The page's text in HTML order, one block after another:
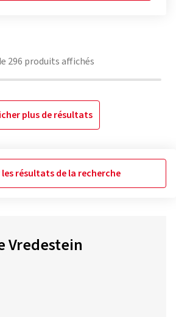
296 produits affichés
plus de résultats
résultats de la recherche
Vredestein